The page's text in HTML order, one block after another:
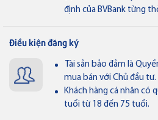
định của BVBank từng
Điều kiện đăng ký
Tài sản bảo đảm là
mua bán với Chủ đầu tư.
Khách hàng cá nhân có
tuổi từ 18 đến 75 tuổi.
Thẻ tín